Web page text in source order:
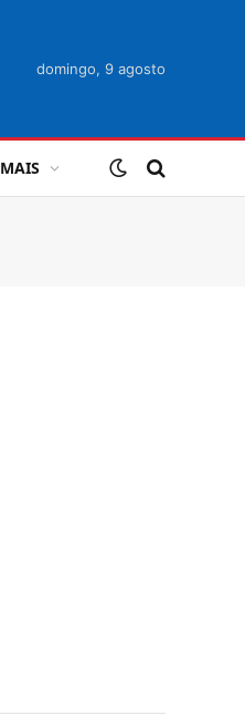
domingo, 9 agosto
MAIS